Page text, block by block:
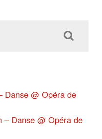
Danse @ Opéra de
– Danse @ Opéra de